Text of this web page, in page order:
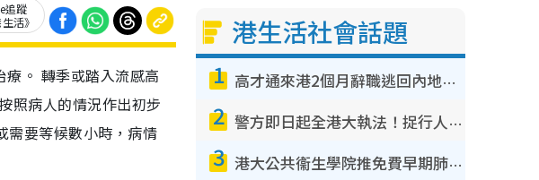
追蹤
活》
。 轉季或踏入流感高
照病人的情況作出初步
需要等候數小時，病情
港生活社會話題
1 高才通來港2個月辭職逃回內地！控訴港企3宗罪 歎微管理極窒息
2 警方即日起全港大執法！捉行人亂過馬路+司機不專注駕駛！亂過馬路罰$2000
3 港大公共衞生學院推免費早期肺癌篩查！合資格人士將獲全額資助定期血液化驗／電腦斷層掃描／風險評估